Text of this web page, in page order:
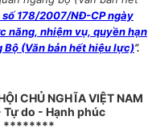
số 178/2007/NĐ-CP ngày
năng, nhiệm vụ, quyền hạn
Bộ (Văn bản hết hiệu lực)”.
CHỦ NGHĨA VIỆT NAM
Tự do - Hạnh phúc
********